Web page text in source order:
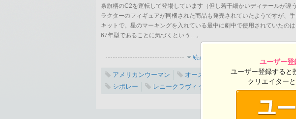
条旗柄のC2を運転して登場しています（但し若干細かいディテールが違
ラクターのフィギュアが同梱された商品も発売されていたようですが、
キットで。星のマーキングを入れている最中に劇中で使用されていたの
67年型であることに気づくという…。
続きを表示
アメリカンウーマン オースティンパワーズ 1/25
シボレー
レニークラヴィッツ
ユーザー登
ユーザー登録すると
クリエイター